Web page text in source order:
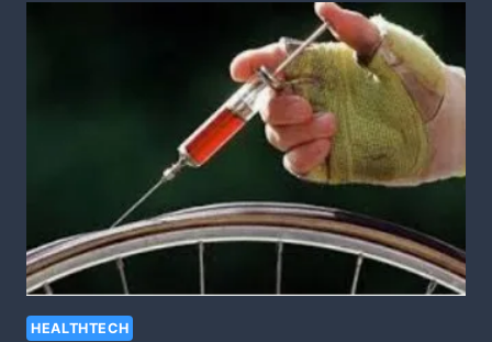
HEALTHTECH